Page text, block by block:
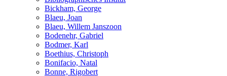
Bickham, George
Blaeu, Joan
Blaeu, Willem Janszoon
Bodenehr, Gabriel
Bodmer, Karl
Boethius, Christoph
Bonifacio, Natal
Bonne, Rigobert